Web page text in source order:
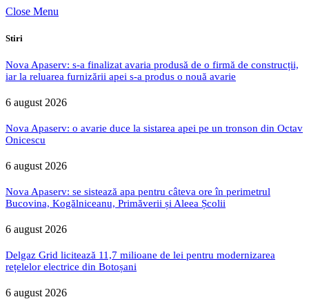
Close Menu
Stiri
Nova Apaserv: s-a finalizat avaria produsă de o firmă de construcții,
iar la reluarea furnizării apei s-a produs o nouă avarie
6 august 2026
Nova Apaserv: o avarie duce la sistarea apei pe un tronson din Octav
Onicescu
6 august 2026
Nova Apaserv: se sistează apa pentru câteva ore în perimetrul
Bucovina, Kogălniceanu, Primăverii și Aleea Școlii
6 august 2026
Delgaz Grid licitează 11,7 milioane de lei pentru modernizarea
rețelelor electrice din Botoșani
6 august 2026